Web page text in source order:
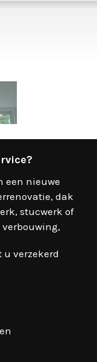
een nieuwe
dak
stucwerk of
u verzekerd